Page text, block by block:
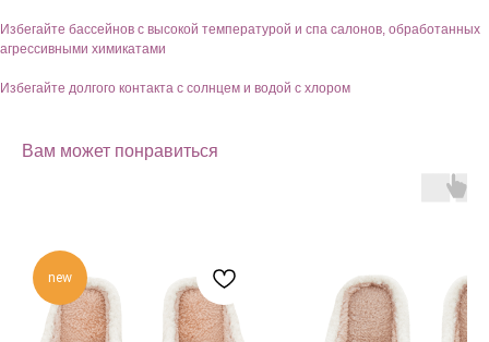
Избегайте бассейнов с высокой температурой и спа салонов, обработанных
агрессивными химикатами
Избегайте долгого контакта с солнцем и водой с хлором
Вам может понравиться
new